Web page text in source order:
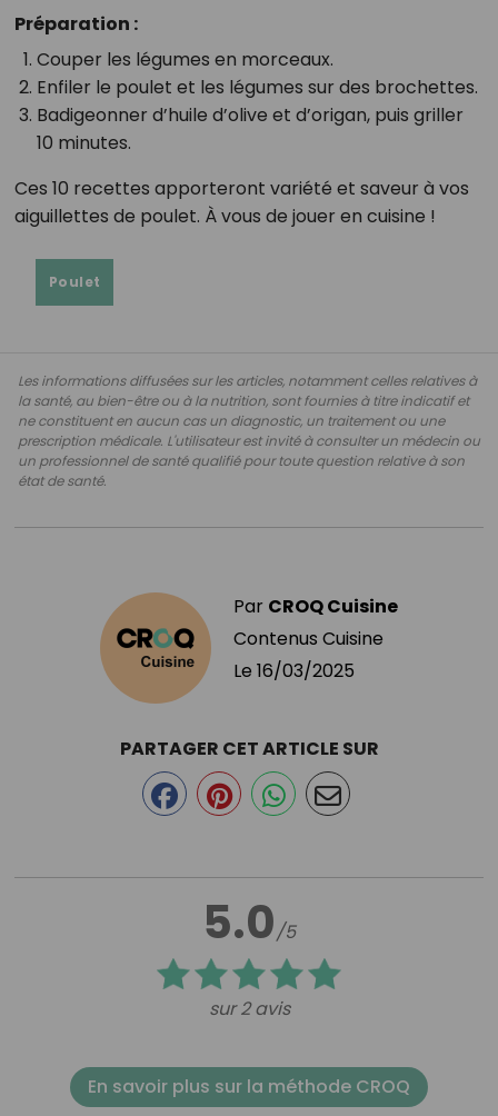
Préparation :
Couper les légumes en morceaux.
Enfiler le poulet et les légumes sur des brochettes.
Badigeonner d’huile d’olive et d’origan, puis griller
10 minutes.
Ces 10 recettes apporteront variété et saveur à vos
aiguillettes de poulet. À vous de jouer en cuisine !
Poulet
Les informations diffusées sur les articles, notamment celles relatives à
la santé, au bien-être ou à la nutrition, sont fournies à titre indicatif et
ne constituent en aucun cas un diagnostic, un traitement ou une
prescription médicale. L'utilisateur est invité à consulter un médecin ou
un professionnel de santé qualifié pour toute question relative à son
état de santé.
Par CROQ Cuisine
Contenus Cuisine
Le 16/03/2025
5.0/5
sur 2 avis
PARTAGER CET ARTICLE SUR
En savoir plus sur la méthode CROQ